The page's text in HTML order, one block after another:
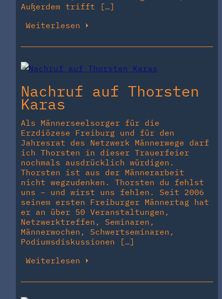
Außerdem trifft […]
Weiterlesen
Nachruf auf Thorsten
Karas
Als Männerseelsorger für die
Erzdiözese Freiburg und für den
Jahresrat des Netzwerk Männerwege darf
ich Thorsten in dieser Trauerfeier
nochmals ausdrücklich würdigen.
Thorsten ist aus der Männerarbeit
nicht wegzudenken. Thorsten du fehlst
uns – und wirst uns fehlen. Seit 2006
seinem ersten Freiburger Männertag hat
er an über 50 Veranstaltungen,
Netzwerktreffen, Seminaren,
Männerwochen, Schwertseminaren,
Podiumsdiskussionen […]
Weiterlesen